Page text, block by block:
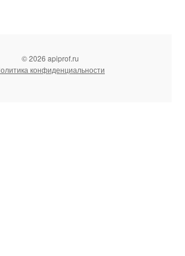
© 2026 apiprof.ru
конфиденциальности